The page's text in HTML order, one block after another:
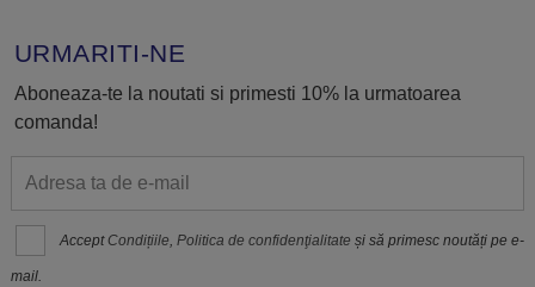
URMARITI-NE
Aboneaza-te la noutati si primesti 10% la urmatoarea
comanda!
Accept Condițiile,Politica de confidenţialitate și să primesc noutăți pe e-
mail.